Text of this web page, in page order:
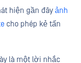
hiện gần đâyảnh
cho phép kẻ tấn
là một lời nhắc